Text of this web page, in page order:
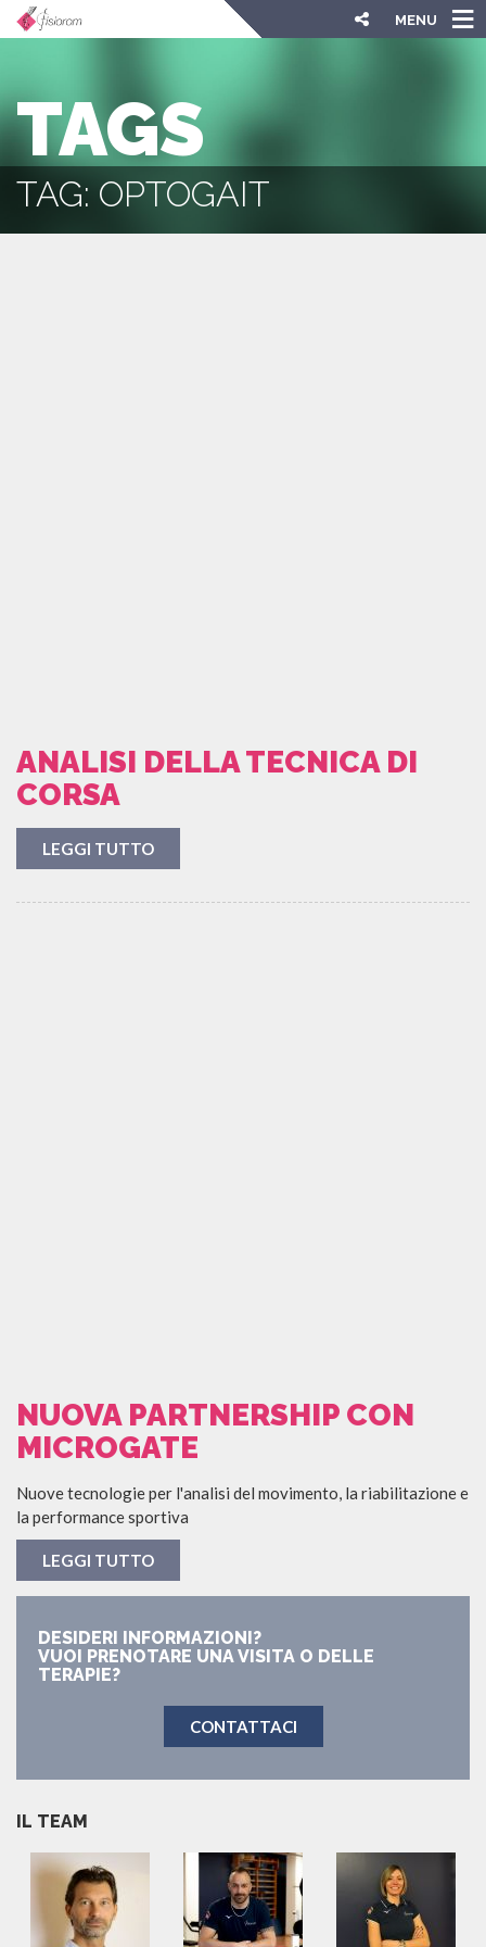
MENU
TAGS
TAG: OPTOGAIT
ANALISI DELLA TECNICA DI
CORSA
LEGGI TUTTO
NUOVA PARTNERSHIP CON
MICROGATE
Nuove tecnologie per l'analisi del movimento, la riabilitazione e
la performance sportiva
LEGGI TUTTO
DESIDERI INFORMAZIONI?
VUOI PRENOTARE UNA VISITA O DELLE
TERAPIE?
CONTATTACI
IL TEAM